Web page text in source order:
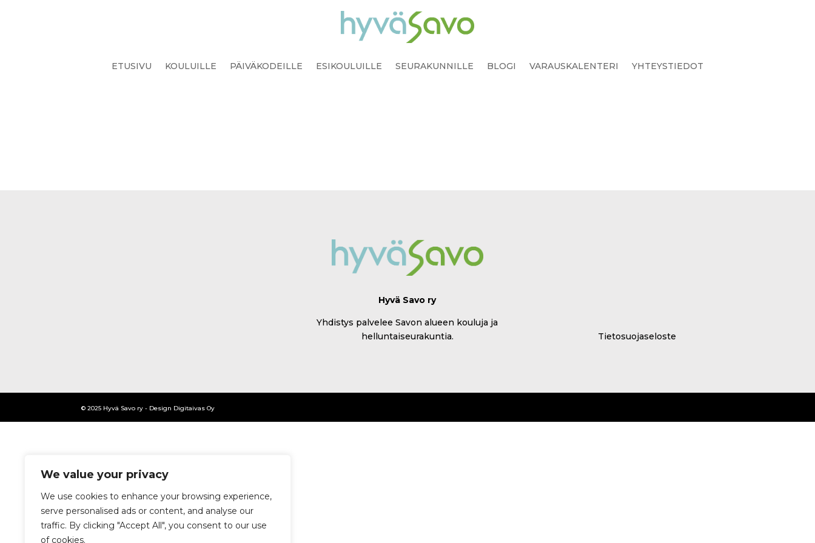
We value your privacy
We use cookies to enhance your browsing experience,
serve personalised ads or content, and analyse our
traffic. By clicking "Accept All", you consent to our use
of cookies.
ETUSIVU KOULUILLE PÄIVÄKODEILLE ESIKOULUILLE SEURAKUNNILLE BLOGI VARAUSKALENTERI YHTEYSTIEDOT
Hyvä Savo ry
Yhdistys palvelee Savon alueen kouluja ja
helluntaiseurakuntia.
Tietosuojaseloste
© 2025 Hyvä Savo ry - Design Digitaivas Oy